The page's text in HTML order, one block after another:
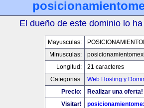
El dueño de este dominio lo
Mayusculas:
Minusculas:
Longitud:
21 caracteres
Categorias:
Web Hosting y
Precio:
Realizar una oferta!
Visitar!